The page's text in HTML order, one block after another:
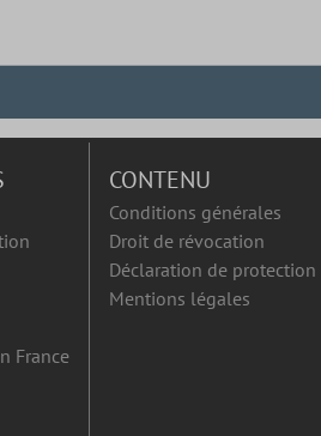
France
CONTENU
Conditions générales
Droit de révocation
Déclaration de protection
Mentions légales